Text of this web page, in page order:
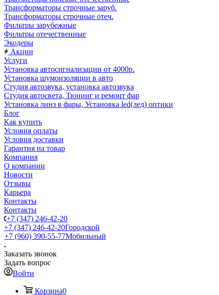
Трансформаторы строчные заруб.
Трансформаторы строчные отеч.
Фильтры зарубежные
Фильтры отечественные
Экодеры
Акции
Услуги
Установка автосигнализации от 4000р.
Установка шумоизоляции в авто
Студия автозвука, установка автозвука
Студия автосвета, Тюнинг и ремонт фар
Установка линз в фары, Установка led(лед) оптики
Блог
Как купить
Условия оплаты
Условия доставки
Гарантия на товар
Компания
О компании
Новости
Отзывы
Карьера
Контакты
Контакты
+7 (347) 246-42-20
+7 (347) 246-42-20Городской
+7 (960) 390-55-77Мобильный
Заказать звонок
Задать вопрос
Войти
Корзина0